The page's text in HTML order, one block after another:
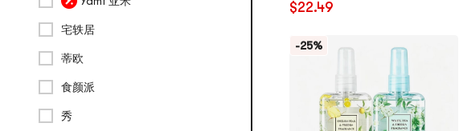
宅轶居
蒂欧
食颜派
秀
4.7
星，
$22.49
-25%